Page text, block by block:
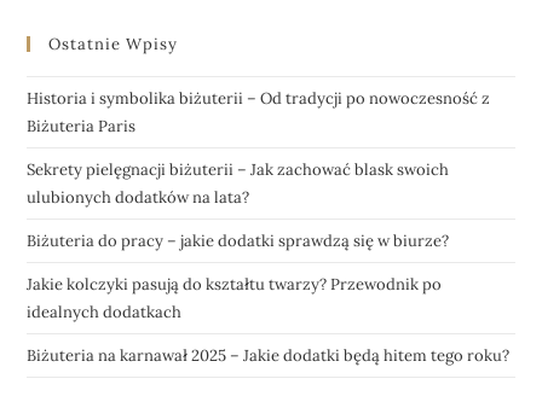
Ostatnie Wpisy
Historia i symbolika biżuterii – Od tradycji po nowoczesność z
Biżuteria Paris
Sekrety pielęgnacji biżuterii – Jak zachować blask swoich
ulubionych dodatków na lata?
Biżuteria do pracy – jakie dodatki sprawdzą się w biurze?
Jakie kolczyki pasują do kształtu twarzy? Przewodnik po
idealnych dodatkach
Biżuteria na karnawał 2025 – Jakie dodatki będą hitem tego roku?